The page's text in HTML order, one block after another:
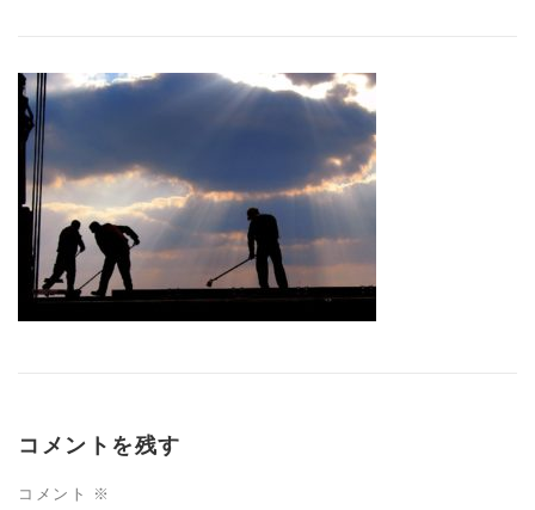
コメントを残す
コメント ※